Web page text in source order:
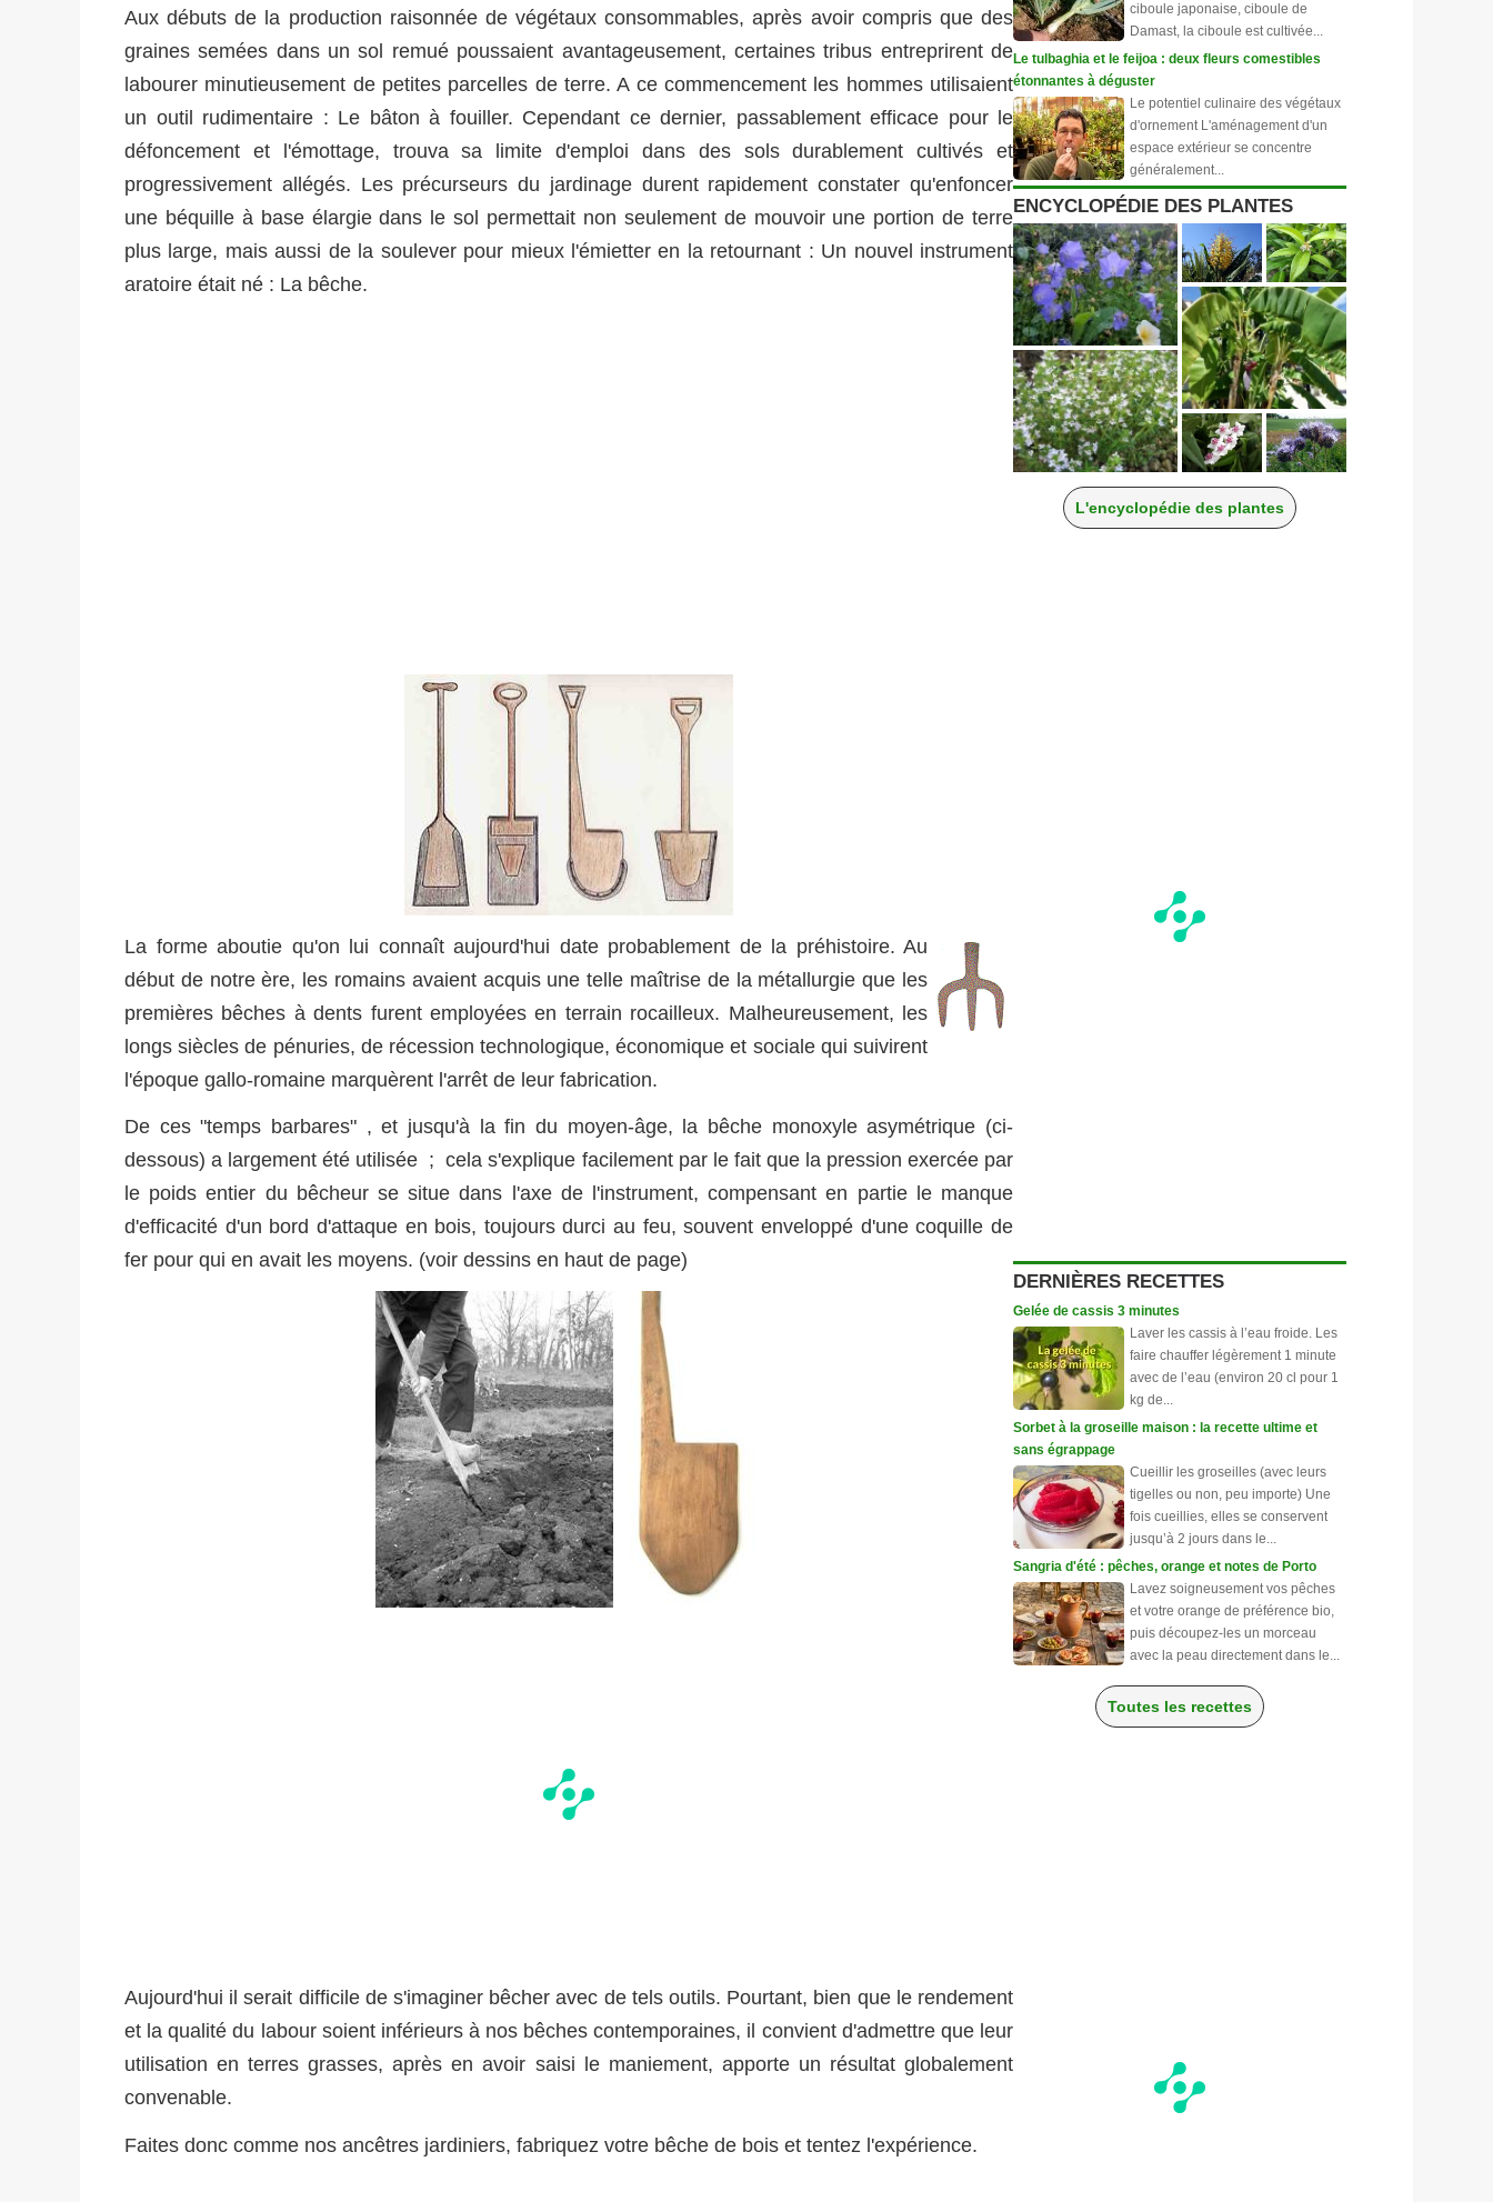
Aux débuts de la production raisonnée de végétaux consommables, après avoir compris que des
graines semées dans un sol remué poussaient avantageusement, certaines tribus entreprirent de
labourer minutieusement de petites parcelles de terre. A ce commencement les hommes utilisaient
un outil rudimentaire : Le bâton à fouiller. Cependant ce dernier, passablement efficace pour le
défoncement et l'émottage, trouva sa limite d'emploi dans des sols durablement cultivés et
progressivement allégés. Les précurseurs du jardinage durent rapidement constater qu'enfoncer
une béquille à base élargie dans le sol permettait non seulement de mouvoir une portion de terre
plus large, mais aussi de la soulever pour mieux l'émietter en la retournant : Un nouvel instrument
aratoire était né : La bêche.
La forme aboutie qu'on lui connaît aujourd'hui date probablement de la préhistoire. Au
début de notre ère, les romains avaient acquis une telle maîtrise de la métallurgie que les
premières bêches à dents furent employées en terrain rocailleux. Malheureusement, les
longs siècles de pénuries, de récession technologique, économique et sociale qui suivirent
l'époque gallo-romaine marquèrent l'arrêt de leur fabrication.
De ces "temps barbares" , et jusqu'à la fin du moyen-âge, la bêche monoxyle asymétrique (ci-
dessous) a largement été utilisée ; cela s'explique facilement par le fait que la pression exercée par
le poids entier du bêcheur se situe dans l'axe de l'instrument, compensant en partie le manque
d'efficacité d'un bord d'attaque en bois, toujours durci au feu, souvent enveloppé d'une coquille de
fer pour qui en avait les moyens. (voir dessins en haut de page)
Aujourd'hui il serait difficile de s'imaginer bêcher avec de tels outils. Pourtant, bien que le rendement
et la qualité du labour soient inférieurs à nos bêches contemporaines, il convient d'admettre que leur
utilisation en terres grasses, après en avoir saisi le maniement, apporte un résultat globalement
convenable.
Faites donc comme nos ancêtres jardiniers, fabriquez votre bêche de bois et tentez l'expérience.
ciboule japonaise, ciboule de
Damast, la ciboule est cultivée...
Le tulbaghia et le feijoa : deux fleurs comestibles
étonnantes à déguster
Le potentiel culinaire des végétaux
d'ornement L'aménagement d'un
espace extérieur se concentre
généralement...
ENCYCLOPÉDIE DES PLANTES
L'encyclopédie des plantes
DERNIÈRES RECETTES
Gelée de cassis 3 minutes
Laver les cassis à l’eau froide. Les
faire chauffer légèrement 1 minute
avec de l’eau (environ 20 cl pour 1
kg de...
Sorbet à la groseille maison : la recette ultime et
sans égrappage
Cueillir les groseilles (avec leurs
tigelles ou non, peu importe) Une
fois cueillies, elles se conservent
jusqu’à 2 jours dans le...
Sangria d'été : pêches, orange et notes de Porto
Lavez soigneusement vos pêches
et votre orange de préférence bio,
puis découpez-les un morceau
avec la peau directement dans le...
Toutes les recettes